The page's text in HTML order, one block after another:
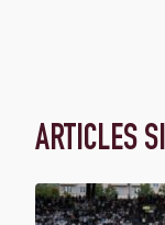
ARTICLES